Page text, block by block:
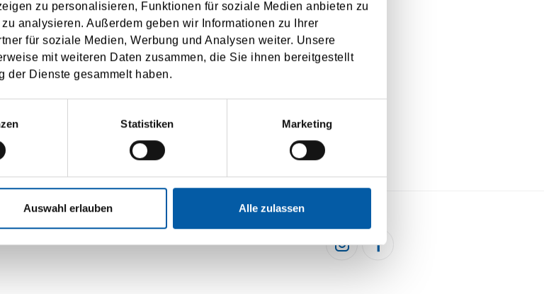
zu personalisieren, Funktionen für soziale Medien anbieten zu
analysieren. Außerdem geben wir Informationen zu Ihrer
für soziale Medien, Werbung und Analysen weiter. Unsere
mit weiteren Daten zusammen, die Sie ihnen bereitgestellt
der Dienste gesammelt haben.
Statistiken Marketing
Auswahl erlauben Alle zulassen
according to theprivacy policy